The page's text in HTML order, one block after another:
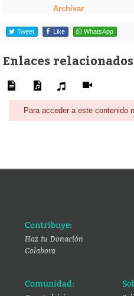
Archivar
Tweet Like WhatsApp
Enlaces relacionados
Para acceder a este contenido
Contribuye:
Haz tu Donación
Colabora
Comunidad: